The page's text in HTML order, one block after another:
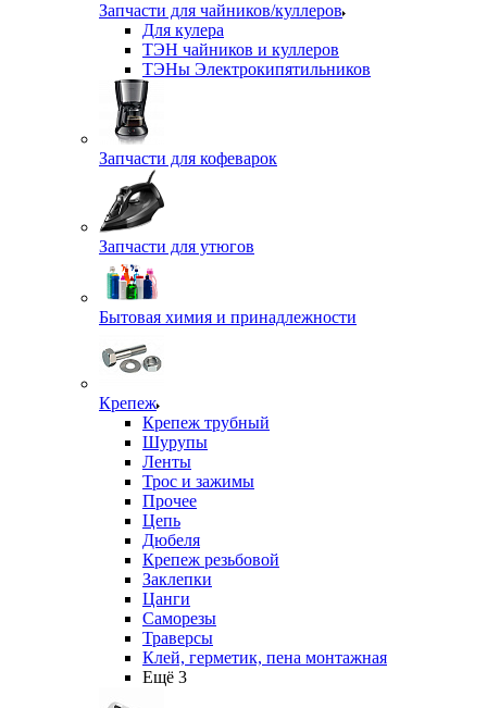
Запчасти для чайников/куллеров
Для кулера
ТЭН чайников и куллеров
ТЭНы Электрокипятильников
Запчасти для кофеварок
Запчасти для утюгов
Бытовая химия и принадлежности
Крепеж
Крепеж трубный
Шурупы
Ленты
Трос и зажимы
Прочее
Цепь
Дюбеля
Крепеж резьбовой
Заклепки
Цанги
Саморезы
Траверсы
Клей, герметик, пена монтажная
Ещё 3